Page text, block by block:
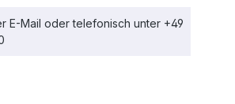
E-Mail oder telefonisch unter +49